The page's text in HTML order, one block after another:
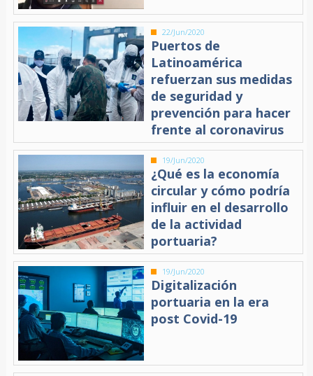
22/Jun/2020
Puertos de
Latinoamérica
refuerzan sus medidas
de seguridad y
prevención para hacer
frente al coronavirus
19/Jun/2020
¿Qué es la economía
circular y cómo podría
influir en el desarrollo
de la actividad
portuaria?
19/Jun/2020
Digitalización
portuaria en la era
post Covid-19